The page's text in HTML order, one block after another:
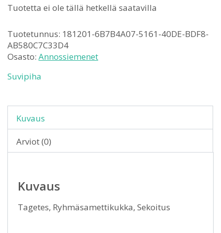
Tuotetta ei ole tällä hetkellä saatavilla
Tuotetunnus: 181201-6B7B4A07-5161-40DE-BDF8-
AB580C7C33D4
Osasto: Annossiemenet
Suvipiha
Kuvaus
Arviot (0)
Kuvaus
Tagetes, Ryhmäsamettikukka, Sekoitus